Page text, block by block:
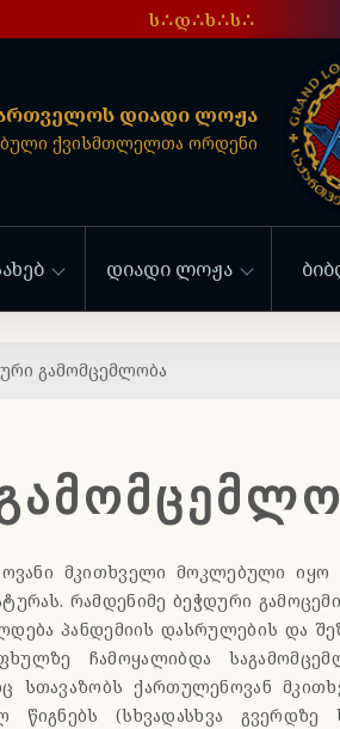
ს∴დ∴ხ∴ს∴
დიადი ლოჟა
ქვისმთლელთა ორდენი
დიადი ლოჟა
გამომცემლობა
მკითხველი მოკლებული იყო
რამდენიმე ბეჭდური
პანდემიის დასრულების და
ჩამოყალიბდა
სთავაზობს ქართულენოვან
(სხვადასხვა გვერდზე